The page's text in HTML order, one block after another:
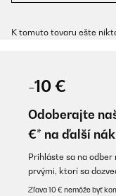
K tomuto tovaru ešte
-10 €
Odoberajte
€* na ďalší
Prihláste sa na
prvými, ktorí sa
Zľava 10 € nemôže byť